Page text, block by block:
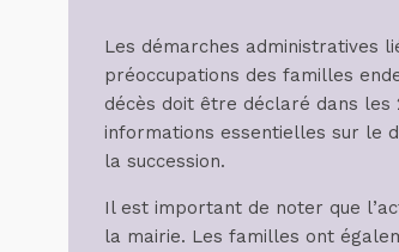
Les démarches administratives
préoccupations des familles
décès doit être déclaré dans les
informations essentielles sur le
la succession.
Il est important de noter que
la mairie. Les familles ont